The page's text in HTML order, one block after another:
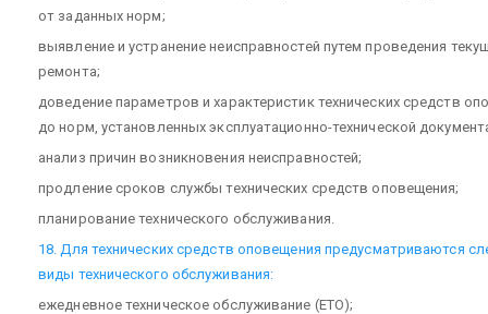
от заданных норм;
выявление и устранение неисправностей путем проведения
ремонта;
доведение параметров и характеристик технических средств
до норм, установленных эксплуатационно-технической
анализ причин возникновения неисправностей;
продление сроков службы технических средств оповещения;
планирование технического обслуживания.
18. Для технических средств оповещения предусматриваются
виды технического обслуживания:
ежедневное техническое обслуживание (ЕТО);